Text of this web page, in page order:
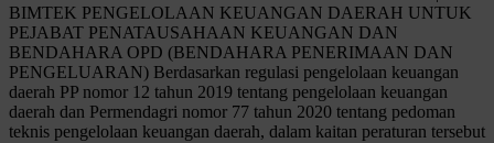
BIMTEK PENGELOLAAN KEUANGAN DAERAH UNTUK
PEJABAT PENATAUSAHAAN KEUANGAN DAN
BENDAHARA OPD (BENDAHARA PENERIMAAN DAN
PENGELUARAN) Berdasarkan regulasi pengelolaan keuangan
daerah PP nomor 12 tahun 2019 tentang pengelolaan keuangan
daerah dan Permendagri nomor 77 tahun 2020 tentang pedoman
teknis pengelolaan keuangan daerah, dalam kaitan peraturan tersebut